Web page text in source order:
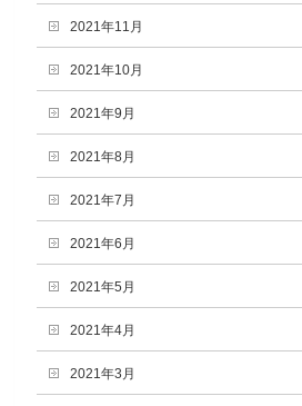
2021年11月
2021年10月
2021年9月
2021年8月
2021年7月
2021年6月
2021年5月
2021年4月
2021年3月